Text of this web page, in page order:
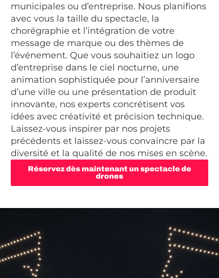
municipales ou d’entreprise. Nous planifions
avec vous la taille du spectacle, la
chorégraphie et l’intégration de votre
message de marque ou des thèmes de
l’événement. Que vous souhaitiez un logo
d’entreprise dans le ciel nocturne, une
animation sophistiquée pour l’anniversaire
d’une ville ou une présentation de produit
innovante, nos experts concrétisent vos
idées avec créativité et précision technique.
Laissez-vous inspirer par nos projets
précédents et laissez-vous convaincre par la
diversité et la qualité de nos mises en scène.
Réservez dès maintenant un spectacle de
drones